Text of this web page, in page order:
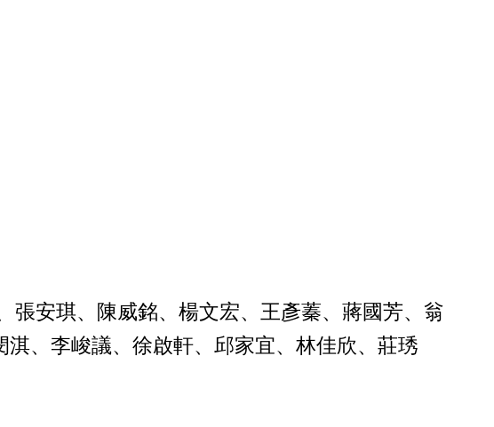
張安琪、陳威銘、楊文宏、王彥蓁、蔣國芳、翁
、李峻議、徐啟軒、邱家宜、林佳欣、莊琇